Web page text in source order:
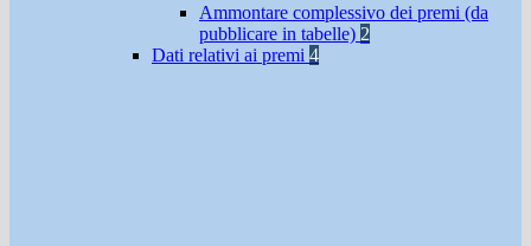
Ammontare complessivo dei premi (da
pubblicare in tabelle) 2
Dati relativi ai premi 4